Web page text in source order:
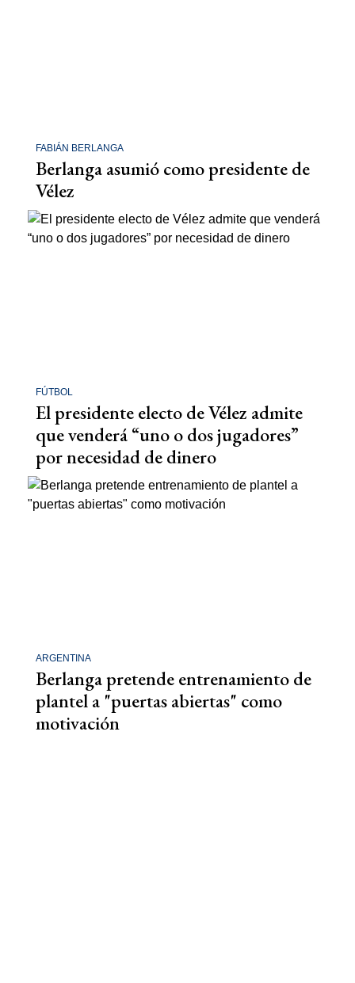
FABIÁN BERLANGA
Berlanga asumió como presidente de
Vélez
FÚTBOL
El presidente electo de Vélez admite
que venderá “uno o dos jugadores”
por necesidad de dinero
ARGENTINA
Berlanga pretende entrenamiento de
plantel a "puertas abiertas" como
motivación